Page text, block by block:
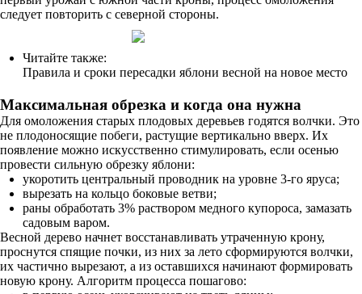
следует повторить с северной стороны.
Читайте также:
Правила и сроки пересадки яблони весной на новое место
Максимальная обрезка и когда она нужна
Для омоложения старых плодовых деревьев годятся волчки. Это
не плодоносящие побеги, растущие вертикально вверх. Их
появление можно искусственно стимулировать, если осенью
провести сильную обрезку яблони:
укоротить центральный проводник на уровне 3-го яруса;
вырезать на кольцо боковые ветви;
раны обработать 3% раствором медного купороса, замазать
садовым варом.
Весной дерево начнет восстанавливать утраченную крону,
проснутся спящие почки, из них за лето сформируются волчки,
их частично вырезают, а из оставшихся начинают формировать
новую крону. Алгоритм процесса пошагово: